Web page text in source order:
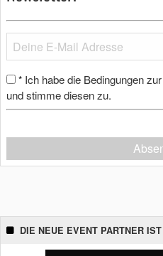
* Ich habe die Bedingungen
und stimme diesen zu.
DIE NEUE EVENT PARTNER